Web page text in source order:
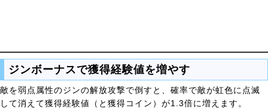
ジンボーナスで獲得経験値を増やす
敵を弱点属性のジンの解放攻撃で倒すと、確率で敵が虹色に点滅
して消えて獲得経験値（と獲得コイン）が1.3倍に増えます。